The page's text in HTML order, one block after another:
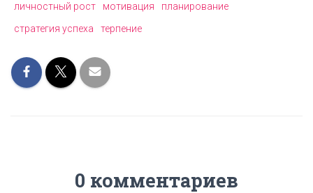
личностный рост
мотивация
планирование
стратегия успеха
терпение
0 комментариев